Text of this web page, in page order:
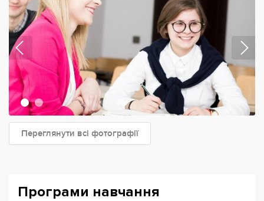
Переглянути всі фотографії
Програми навчання